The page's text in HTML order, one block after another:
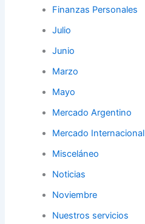
Finanzas Personales
Julio
Junio
Marzo
Mayo
Mercado Argentino
Mercado Internacional
Misceláneo
Noticias
Noviembre
Nuestros servicios